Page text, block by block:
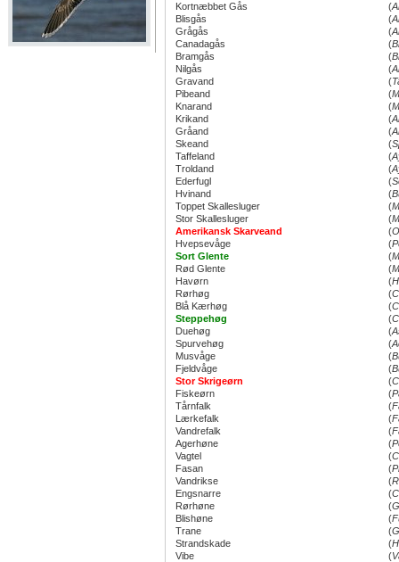
Kortnæbbet Gås
(
Blisgås
(
Grågås
(
Canadagås
(
Bramgås
(
Nilgås
(
Gravand
(
Pibeand
(
Knarand
(
Krikand
(
Gråand
(
Skeand
(
Taffeland
(
Troldand
(
Ederfugl
(
Hvinand
(
Toppet Skallesluger
(
Stor Skallesluger
(
Amerikansk Skarveand
(
Hvepsevåge
(
Sort Glente
(
Rød Glente
(
Havørn
(
Rørhøg
(
Blå Kærhøg
(
Steppehøg
(
Duehøg
(
Spurvehøg
(
Musvåge
(
Fjeldvåge
(
Stor Skrigeørn
(
Fiskeørn
(
Tårnfalk
(
Lærkefalk
(
Vandrefalk
(
Agerhøne
(
Vagtel
(
Fasan
(
Vandrikse
(
Engsnarre
(
Rørhøne
(
Blishøne
(
Trane
(
Strandskade
(
Vibe
(